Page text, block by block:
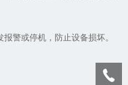
警或停机，防止设备损坏。